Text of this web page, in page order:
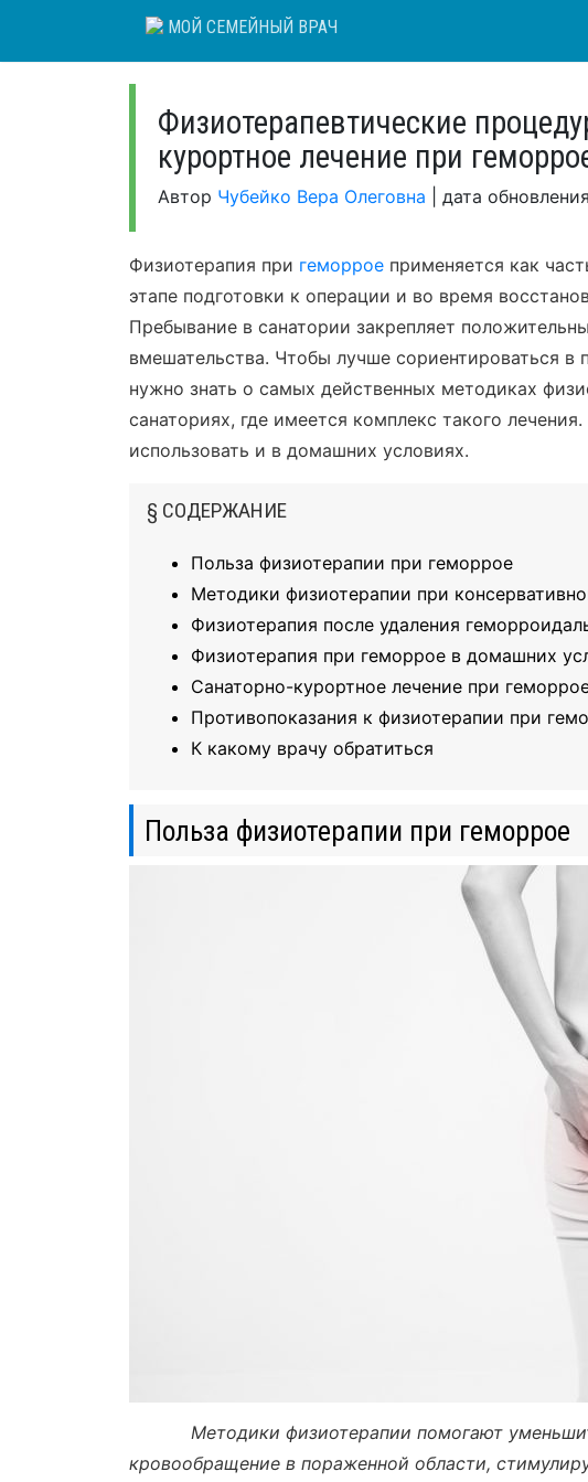
content
МОЙ СЕМЕЙНЫЙ ВРАЧ
Физиотерапевтические
курортное лечение при
Автор Чубейко Вера Олеговна дата обновления
Физиотерапия при геморрое применяется как
этапе подготовки к операции и во время
Пребывание в санатории закрепляет
вмешательства. Чтобы лучше сориентироваться в
нужно знать о самых действенных методиках
санаториях, где имеется комплекс такого
использовать и в домашних условиях.
§ СОДЕРЖАНИЕ
Польза физиотерапии при геморрое
Методики физиотерапии при
Физиотерапия после удаления
Физиотерапия при геморрое в домашних
Санаторно-курортное лечение при
Противопоказания к физиотерапии при
К какому врачу обратиться
Польза физиотерапии при геморрое
Методики физиотерапии помогают
кровообращение в пораженной области,